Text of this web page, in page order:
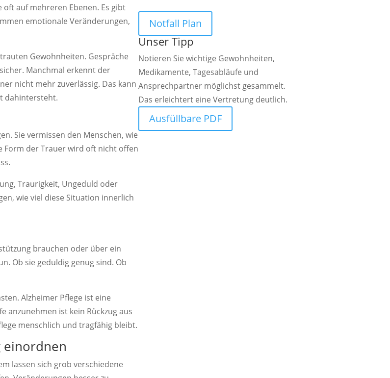
auf mehreren Ebenen. Es gibt
emotionale Veränderungen,
Gewohnheiten. Gespräche
Manchmal erkennt der
nicht mehr zuverlässig. Das kann
dahintersteht.
Sie vermissen den Menschen, wie
Form der Trauer wird oft nicht offen
Traurigkeit, Ungeduld oder
wie viel diese Situation innerlich
brauchen oder über ein
Ob sie geduldig genug sind. Ob
Alzheimer Pflege ist eine
anzunehmen ist kein Rückzug aus
menschlich und tragfähig bleibt.
einordnen
lassen sich grob verschiedene
Notfall Plan
Unser Tipp
Notieren Sie wichtige Gewohnheiten,
Medikamente, Tagesabläufe und
Ansprechpartner möglichst gesammelt.
Das erleichtert eine Vertretung deutlich.
Ausfüllbare PDF